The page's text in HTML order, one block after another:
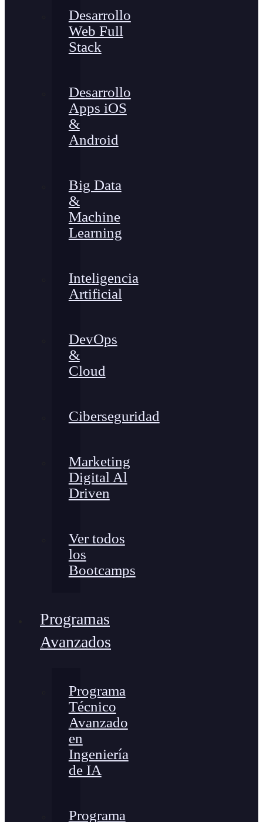
Desarrollo
Web Full
Stack
Desarrollo
Apps iOS
&
Android
Big Data
&
Machine
Learning
Inteligencia
Artificial
DevOps
&
Cloud
Ciberseguridad
Marketing
Digital Al
Driven
Ver todos
los
Bootcamps
Programas
Avanzados
Programa
Técnico
Avanzado
en
Ingeniería
de IA
Programa